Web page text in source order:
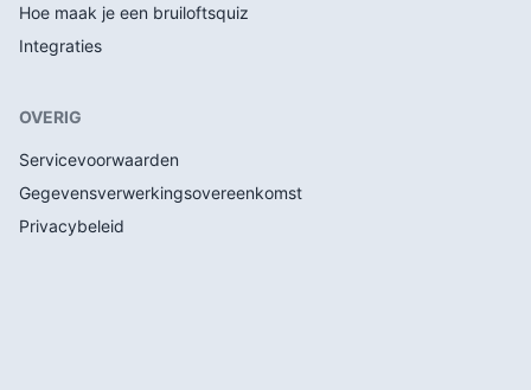
Hoe maak je een bruiloftsquiz
Integraties
OVERIG
Servicevoorwaarden
Gegevensverwerkingsovereenkomst
Privacybeleid